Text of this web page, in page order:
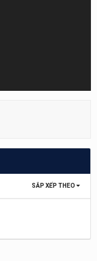
SẮP XẾP THEO